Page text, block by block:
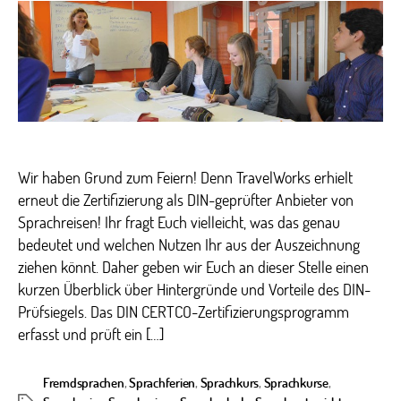
Wir haben Grund zum Feiern! Denn TravelWorks erhielt
erneut die Zertifizierung als DIN-geprüfter Anbieter von
Sprachreisen! Ihr fragt Euch vielleicht, was das genau
bedeutet und welchen Nutzen Ihr aus der Auszeichnung
ziehen könnt. Daher geben wir Euch an dieser Stelle einen
kurzen Überblick über Hintergründe und Vorteile des DIN-
Prüfsiegels. Das DIN CERTCO-Zertifizierungsprogramm
erfasst und prüft ein […]
Fremdsprachen,Sprachferien, Sprachkurs, Sprachkurse,